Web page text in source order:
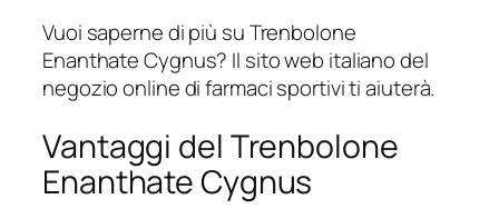
Vuoi saperne di più su Trenbolone
Enanthate Cygnus? Il sito web italiano del
negozio online di farmaci sportivi ti aiuterà.
Vantaggi del Trenbolone
Enanthate Cygnus